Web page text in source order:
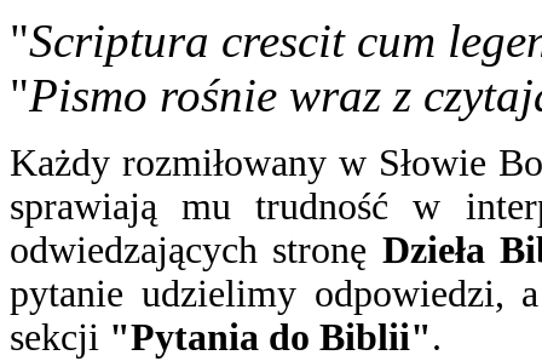
"Scriptura crescit cum
"Pismo rośnie wraz z
Każdy rozmiłowany w Słowie
sprawiają mu trudność w
odwiedzających stronę Dzieła
pytanie udzielimy odpowiedzi,
sekcji "Pytania do Biblii".